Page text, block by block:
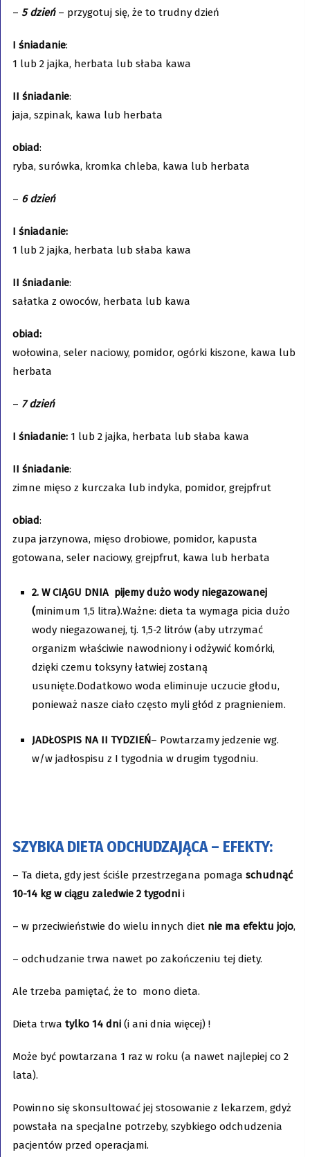
– 5 dzień– przygotuj się, że to trudny dzień
I śniadanie:
1 lub 2 jajka, herbata lub słaba kawa
II śniadanie:
jaja, szpinak, kawa lub herbata
obiad:
ryba, surówka, kromka chleba, kawa lub herbata
– 6 dzień
I śniadanie:
1 lub 2 jajka, herbata lub słaba kawa
II śniadanie:
sałatka z owoców, herbata lub kawa
obiad:
wołowina, seler naciowy, pomidor, ogórki kiszone, kawa lub
herbata
– 7 dzień
I śniadanie:1 lub 2 jajka, herbata lub słaba kawa
II śniadanie:
zimne mięso z kurczaka lub indyka, pomidor, grejpfrut
obiad:
zupa jarzynowa, mięso drobiowe, pomidor, kapusta
gotowana, seler naciowy, grejpfrut, kawa lub herbata
2. W CIĄGU DNIA pijemy dużo wody niegazowanej
(minimum 1,5 litra).Ważne: dieta ta wymaga picia dużo
wody niegazowanej, tj. 1,5-2 litrów (aby utrzymać
organizm właściwie nawodniony i odżywić komórki,
dzięki czemu toksyny łatwiej zostaną
usunięte.Dodatkowo woda eliminuje uczucie głodu,
ponieważ nasze ciało często myli głód z pragnieniem.
JADŁOSPIS NA II TYDZIEŃ– Powtarzamy jedzenie wg.
w/w jadłospisu z I tygodnia w drugim tygodniu.
SZYBKA DIETA ODCHUDZAJĄCA – EFEKTY:
– Ta dieta, gdy jest ściśle przestrzegana pomaga schudnąć
10-14 kg w ciągu zaledwie 2 tygodnii
– w przeciwieństwie do wielu innych diet nie ma efektu jojo,
– odchudzanie trwa nawet po zakończeniu tej diety.
Ale trzeba pamiętać, że to mono dieta.
Dieta trwa tylko 14 dni(i ani dnia więcej) !
Może być powtarzana 1 raz w roku (a nawet najlepiej co 2
lata).
Powinno się skonsultować jej stosowanie z lekarzem, gdyż
powstała na specjalne potrzeby, szybkiego odchudzenia
pacjentów przed operacjami.